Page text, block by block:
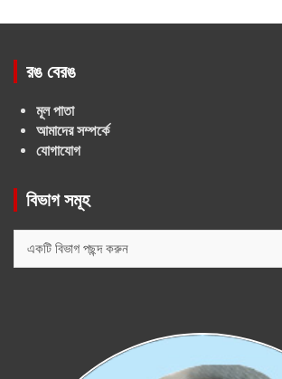
রঙ বেরঙ
মূল পাতা
আমাদের সম্পর্কে
যোগাযোগ
বিভাগ সমূহ